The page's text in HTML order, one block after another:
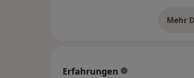
Mehr
Erfahrungen